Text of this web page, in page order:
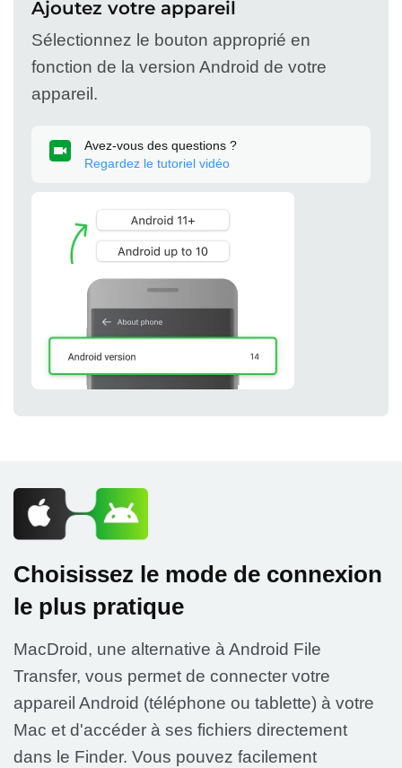
Ajoutez votre appareil
Sélectionnez le bouton approprié en
fonction de la version Android de votre
appareil.
Avez-vous des questions ?
Regardez le tutoriel vidéo
Choisissez le mode de connexion
le plus pratique
MacDroid, une alternative à Android File
Transfer, vous permet de connecter votre
appareil Android (téléphone ou tablette) à votre
Mac et d'accéder à ses fichiers directement
dans le Finder. Vous pouvez facilement